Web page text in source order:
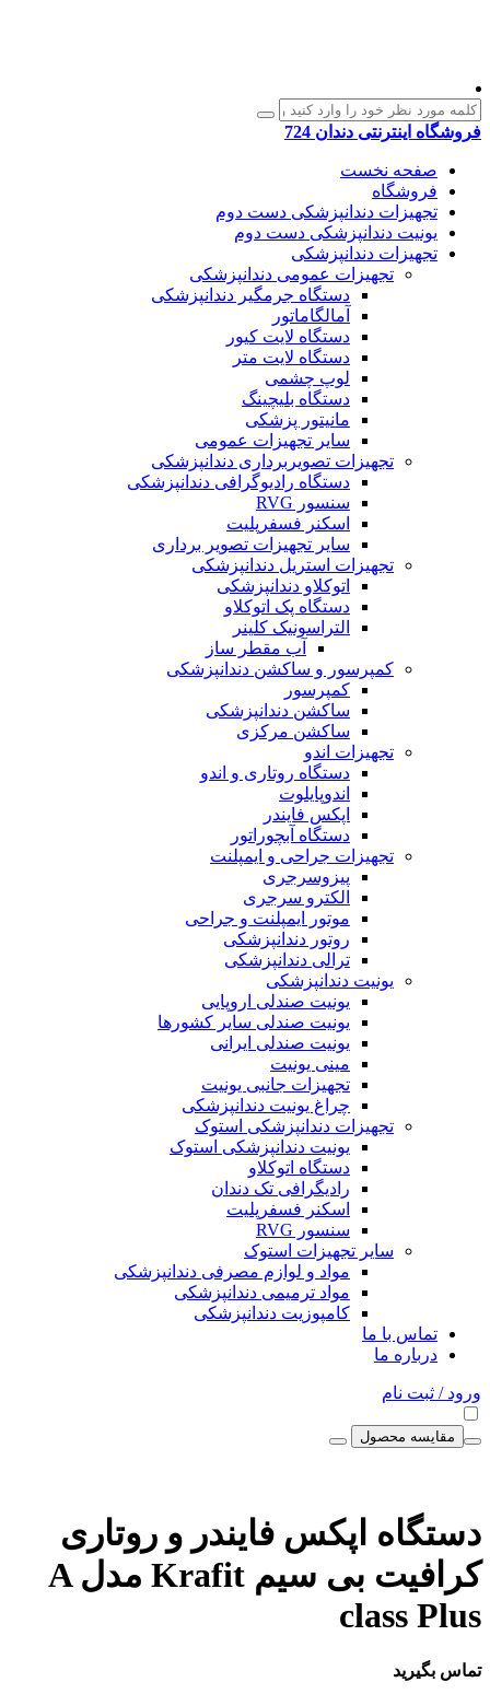
فروشگاه اینترنتی دندان 724
صفحه نخست
فروشگاه
تجهیزات دندانپزشکی دست دوم
یونیت دندانپزشکی دست دوم
تجهیزات دندانپزشکی
تجهیزات عمومی دندانپزشکی
دستگاه جرمگیر دندانپزشکی
آمالگاماتور
دستگاه لایت کیور
دستگاه لایت متر
لوپ چشمی
دستگاه بلیچینگ
مانیتور پزشکی
سایر تجهیزات عمومی
تجهیزات تصویربرداری دندانپزشکی
دستگاه رادیوگرافی دندانپزشکی
سنسور RVG
اسکنر فسفرپلیت
سایر تجهیزات تصویر برداری
تجهیزات استریل دندانپزشکی
اتوکلاو دندانپزشکی
دستگاه پک اتوکلاو
التراسونیک کلینر
آب مقطر ساز
کمپرسور و ساکشن دندانپزشکی
کمپرسور
ساکشن دندانپزشکی
ساکشن مرکزی
تجهیزات اندو
دستگاه روتاری و اندو
اندوپایلوت
اپکس فایندر
دستگاه آبچوراتور
تجهیزات جراحی و ایمپلنت
پیزوسرجری
الکترو سرجری
موتور ایمپلنت و جراحی
روتور دندانپزشکی
ترالی دندانپزشکی
یونیت دندانپزشکی
یونیت صندلی اروپایی
یونیت صندلی سایر کشورها
یونیت صندلی ایرانی
مینی یونیت
تجهیزات جانبی یونیت
چراغ یونیت دندانپزشکی
تجهیزات دندانپزشکی استوک
یونیت دندانپزشکی استوک
دستگاه اتوکلاو
رادیگرافی تک دندان
اسکنر فسفرپلیت
سنسور RVG
سایر تجهیزات استوک
مواد و لوازم مصرفی دندانپزشکی
مواد ترمیمی دندانپزشکی
کامپوزیت دندانپزشکی
تماس با ما
درباره ما
ورود / ثبت نام
مقایسه محصول
دستگاه اپکس فایندر و روتاری
کرافیت بی سیم Krafit مدل A
class Plus
تماس بگیرید